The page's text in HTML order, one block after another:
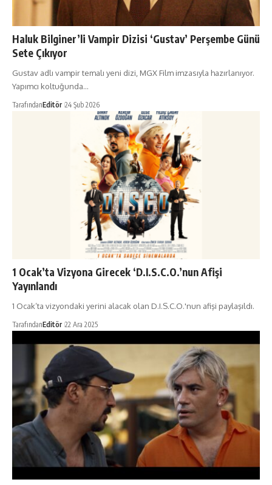
Haluk Bilginer’li Vampir Dizisi ‘Gustav’ Perşembe Günü
Sete Çıkıyor
Gustav adlı vampir temalı yeni dizi, MGX Film imzasıyla hazırlanıyor.
Yapımcı koltuğunda…
TarafındanEditör 24 Şub 2026
1 Ocak’ta Vizyona Girecek ‘D.I.S.C.O.’nun Afişi
Yayınlandı
1 Ocak’ta vizyondaki yerini alacak olan D.I.S.C.O.'nun afişi paylaşıldı.
TarafındanEditör 22 Ara 2025